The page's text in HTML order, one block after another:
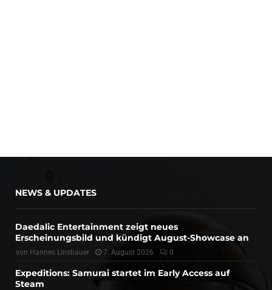
NEWS & UPDATES
Daedalic Entertainment zeigt neues
Erscheinungsbild und kündigt August-Showcase an
von Hannes Linsbauer 7. August 2026 0
Expeditions: Samurai startet im Early Access auf
Steam